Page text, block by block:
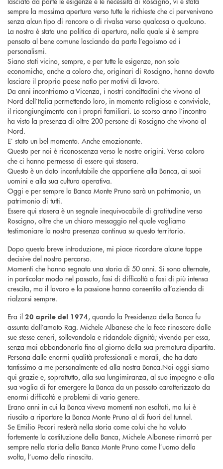
sempre la massima apertura verso tutte le richieste che ci pervenivano
senza alcun tipo di rancore o di rivalsa verso qualcosa o qualcuno.
La nostra è stata una politica di apertura, nella quale si è sempre
pensato al bene comune lasciando da parte l’egoismo ed i
personalismi.
Siano stati vicino, sempre, e per tutte le esigenze, non solo
economiche, anche a coloro che, originari di Roscigno, hanno dovuto
lasciare il proprio paese natìo per motivi di lavoro.
Da anni incontriamo a Vicenza, i nostri concittadini che vivono al
Nord dell’Italia permettendo loro, in momento religioso e conviviale,
il ricongiungimento con i propri familiari. Lo scorso anno l’incontro
ha visto la presenza di oltre 200 persone di Roscigno che vivono al
Nord.
E’ stato un bel momento. Anche emozionante.
Questo per noi è riconoscenza verso le nostre origini. Verso coloro
che ci hanno permesso di essere qui stasera.
Questo è un dato inconfutabile che appartiene alla Banca, ai suoi
uomini e alla sua cultura operativa.
Oggi e per sempre la Banca Monte Pruno sarà un patrimonio, un
patrimonio di tutti.
Essere qui stasera è un segnale inequivocabile di gratitudine verso
Roscigno, oltre che un chiaro messaggio nel quale vogliamo
testimoniare la nostra presenza continua su questo territorio.
Dopo questa breve introduzione, mi piace ricordare alcune tappe
decisive del nostro percorso.
Momenti che hanno segnato una storia di 50 anni. Si sono alternate,
in particolar modo nel passato, fasi di difficoltà a fasi di più intensa
crescita, ma il lavoro e la passione hanno consentito all’azienda di
rialzarsi sempre.
Era il 20 aprile del 1974, quando la Presidenza della Banca fu
assunta dall’amato Rag. Michele Albanese che la fece rinascere dalle
sue stesse ceneri, sollevandola e ridandole dignità; vivendo per essa,
senza mai abbandonarla fino al giorno della sua prematura dipartita.
Persona dalle enormi qualità professionali e morali, che ha dato
tantissimo a me personalmente ed alla nostra Banca.Noi oggi siamo
qui grazie e, soprattutto, alla sua lungimiranza, al suo impegno e alla
sua voglia di far emergere la Banca da un passato caratterizzato da
enormi difficoltà e problemi di vario genere.
Erano anni in cui la Banca viveva momenti non esaltati, ma lui è
riuscito a riportare la Banca Monte Pruno al di fuori del tunnel.
Se Emilio Pecori resterà nella storia come colui che ha voluto
fortemente la costituzione della Banca, Michele Albanese rimarrà per
sempre nella storia della Banca Monte Pruno come l’uomo della
svolta, l’uomo della rinascita.